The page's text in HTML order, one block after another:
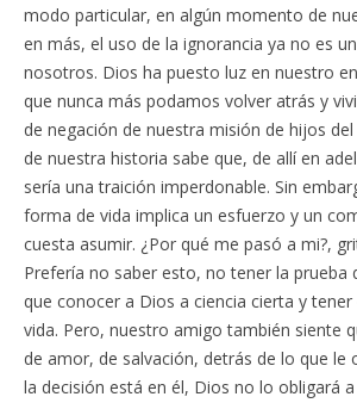
modo particular, en algún momento de
en más, el uso de la ignorancia ya no es
nosotros. Dios ha puesto luz en nuestro
que nunca más podamos volver atrás y
de negación de nuestra misión de hijos
de nuestra historia sabe que, de allí en
sería una traición imperdonable. Sin
forma de vida implica un esfuerzo y un
cuesta asumir. ¿Por qué me pasó a mi?,
Prefería no saber esto, no tener la prueba
que conocer a Dios a ciencia cierta y
vida. Pero, nuestro amigo también siente
de amor, de salvación, detrás de lo que le
la decisión está en él, Dios no lo obligará